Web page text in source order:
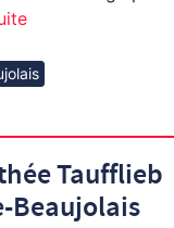
Taufflieb
Beaujolais